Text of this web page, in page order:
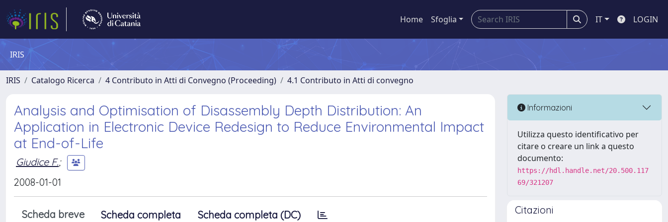
Home Sfoglia IT LOGIN
IRIS
IRIS Catalogo Ricerca 4 Contributo in Atti di Convegno (Proceeding) 4.1 Contributo in Atti di convegno
Analysis and Optimisation of Disassembly Depth Distribution: An
Application in Electronic Device Redesign to Reduce Environmental Impact
at End-of-Life
Giudice F.;
2008-01-01
Scheda breve Scheda completa Scheda completa (DC)
Informazioni
Utilizza questo identificativo per
citare o creare un link a questo
documento:
https://hdl.handle.net/20.500.117
69/321207
Citazioni